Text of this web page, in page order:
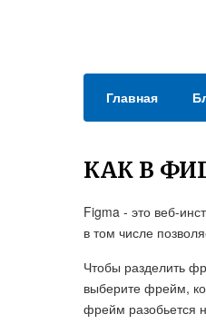
Главная
КАК В
Figma - это веб-
в том числе
Чтобы разделить
выберите фрейм,
фрейм разобьется